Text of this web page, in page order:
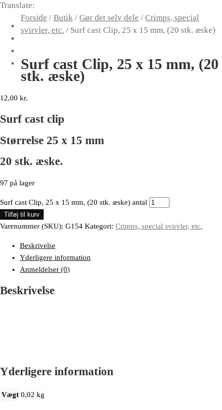
Translate:
Forside / Butik / Gør det selv dele / Crimps, special
svirvler, etc. / Surf cast Clip, 25 x 15 mm, (20 stk. æske)
Surf cast Clip, 25 x 15 mm, (20
stk. æske)
12,00 kr.
Surf cast clip
Størrelse 25 x 15 mm
20 stk. æske.
97 på lager
Surf cast Clip, 25 x 15 mm, (20 stk. æske) antal
Tilføj til kurv
Varenummer (SKU): G154 Kategori: Crimps, special svirvler, etc.
Beskrivelse
Yderligere information
Anmeldelser (0)
Beskrivelse
Yderligere information
Vægt 0,02 kg